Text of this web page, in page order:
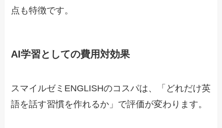
点も特徴です。
AI学習としての費用対効果
スマイルゼミENGLISHのコスパは、「どれだけ英
語を話す習慣を作れるか」で評価が変わります。